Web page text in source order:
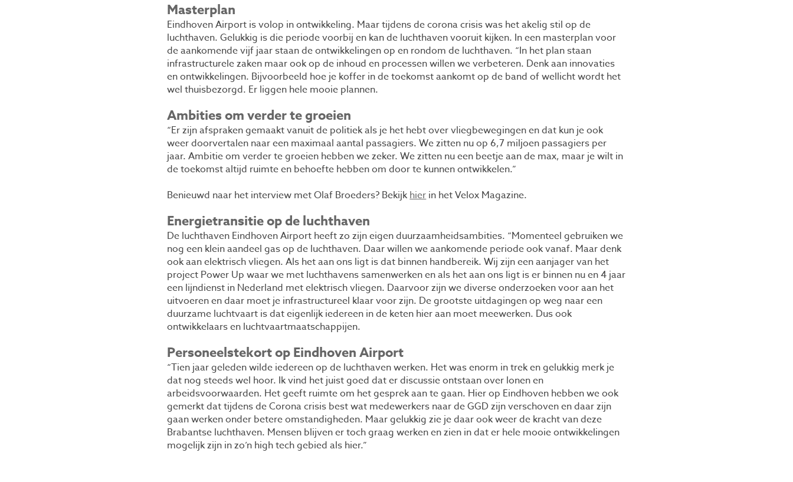
Masterplan
Eindhoven Airport is volop in ontwikkeling. Maar tijdens de corona crisis was het akelig stil op de
luchthaven. Gelukkig is die periode voorbij en kan de luchthaven vooruit kijken. In een masterplan voor
de aankomende vijf jaar staan de ontwikkelingen op en rondom de luchthaven. “In het plan staan
infrastructurele zaken maar ook op de inhoud en processen willen we verbeteren. Denk aan innovaties
en ontwikkelingen. Bijvoorbeeld hoe je koffer in de toekomst aankomt op de band of wellicht wordt het
wel thuisbezorgd. Er liggen hele mooie plannen.
Ambities om verder te groeien
“Er zijn afspraken gemaakt vanuit de politiek als je het hebt over vliegbewegingen en dat kun je ook
weer doorvertalen naar een maximaal aantal passagiers. We zitten nu op 6,7 miljoen passagiers per
jaar. Ambitie om verder te groeien hebben we zeker. We zitten nu een beetje aan de max, maar je wilt in
de toekomst altijd ruimte en behoefte hebben om door te kunnen ontwikkelen.”
Benieuwd naar het interview met Olaf Broeders? Bekijkhierin het Velox Magazine.
Energietransitie op de luchthaven
De luchthaven Eindhoven Airport heeft zo zijn eigen duurzaamheidsambities. “Momenteel gebruiken we
nog een klein aandeel gas op de luchthaven. Daar willen we aankomende periode ook vanaf. Maar denk
ook aan elektrisch vliegen. Als het aan ons ligt is dat binnen handbereik. Wij zijn een aanjager van het
project Power Up waar we met luchthavens samenwerken en als het aan ons ligt is er binnen nu en 4 jaar
een lijndienst in Nederland met elektrisch vliegen. Daarvoor zijn we diverse onderzoeken voor aan het
uitvoeren en daar moet je infrastructureel klaar voor zijn. De grootste uitdagingen op weg naar een
duurzame luchtvaart is dat eigenlijk iedereen in de keten hier aan moet meewerken. Dus ook
ontwikkelaars en luchtvaartmaatschappijen.
Personeelstekort op Eindhoven Airport
“Tien jaar geleden wilde iedereen op de luchthaven werken. Het was enorm in trek en gelukkig merk je
dat nog steeds wel hoor. Ik vind het juist goed dat er discussie ontstaan over lonen en
arbeidsvoorwaarden. Het geeft ruimte om het gesprek aan te gaan. Hier op Eindhoven hebben we ook
gemerkt dat tijdens de Corona crisis best wat medewerkers naar de GGD zijn verschoven en daar zijn
gaan werken onder betere omstandigheden. Maar gelukkig zie je daar ook weer de kracht van deze
Brabantse luchthaven. Mensen blijven er toch graag werken en zien in dat er hele mooie ontwikkelingen
mogelijk zijn in zo’n high tech gebied als hier.”